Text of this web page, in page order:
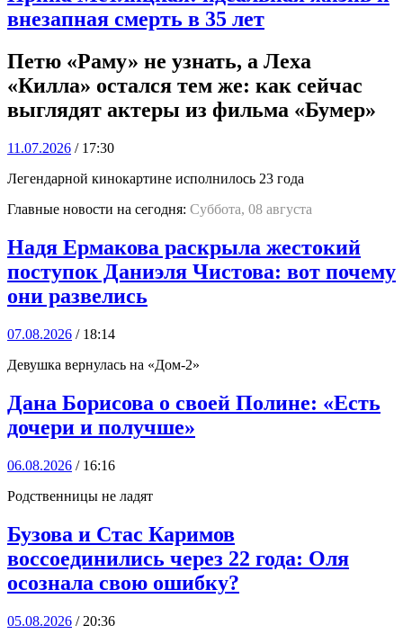
внезапная смерть в 35 лет
Петю «Раму» не узнать, а Леха
«Килла» остался тем же: как сейчас
выглядят актеры из фильма «Бумер»
11.07.2026 / 17:30
Легендарной кинокартине исполнилось 23 года
Главные новости на сегодня: Суббота, 08 августа
Надя Ермакова раскрыла жестокий
поступок Даниэля Чистова: вот почему
они развелись
07.08.2026 / 18:14
Девушка вернулась на «Дом-2»
Дана Борисова о своей Полине: «Есть
дочери и получше»
06.08.2026 / 16:16
Родственницы не ладят
Бузова и Стас Каримов
воссоединились через 22 года: Оля
осознала свою ошибку?
05.08.2026 / 20:36